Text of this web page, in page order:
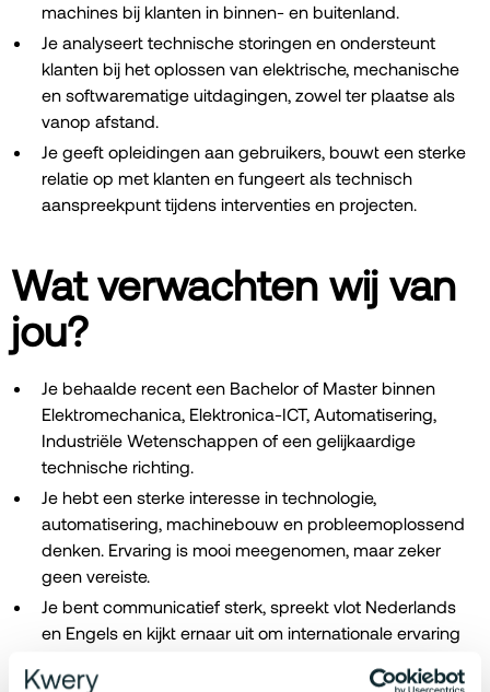
machines bij klanten in binnen- en buitenland.
Je analyseert technische storingen en ondersteunt
klanten bij het oplossen van elektrische, mechanische
en softwarematige uitdagingen, zowel ter plaatse als
vanop afstand.
Je geeft opleidingen aan gebruikers, bouwt een sterke
relatie op met klanten en fungeert als technisch
aanspreekpunt tijdens interventies en projecten.
Wat verwachten wij van
jou?
Je behaalde recent een Bachelor of Master binnen
Elektromechanica, Elektronica-ICT, Automatisering,
Industriële Wetenschappen of een gelijkaardige
technische richting.
Je hebt een sterke interesse in technologie,
automatisering, machinebouw en probleemoplossend
denken. Ervaring is mooi meegenomen, maar zeker
geen vereiste.
Je bent communicatief sterk, spreekt vlot Nederlands
en Engels en kijkt ernaar uit om internationale ervaring